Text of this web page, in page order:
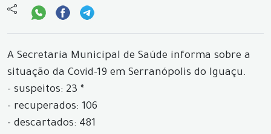
A Secretaria Municipal de Saúde informa sobre a
situação da Covid-19 em Serranópolis do Iguaçu.
- suspeitos: 23 *
- recuperados: 106
- descartados: 481